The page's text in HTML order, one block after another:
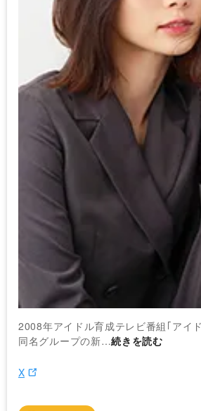
2008年アイドル育成テレビ番組｢アイ
同名グループの新…続きを読む
X